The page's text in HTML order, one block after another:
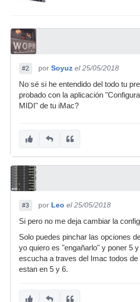
#2 por Soyuz el 25/05/2018
No sé si he entendido del todo tu
probado con la aplicación
MIDI" de tu iMac?
#3 por Leo el 25/05/2018
Si pero no me deja cambiar la
Solo puedes pinchar las opciones
yo quiero es "engañarlo" y poner 5
escucha a traves del Imac todos
estan en 5 y 6.